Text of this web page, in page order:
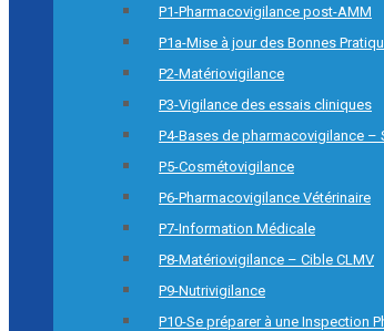
P1-Pharmacovigilance post-AMM
P1a-Mise à jour des Bonnes
P2-Matériovigilance
P3-Vigilance des essais cliniques
P4-Bases de pharmacovigilance –
P5-Cosmétovigilance
P6-Pharmacovigilance Vétérinaire
P7-Information Médicale
P8-Matériovigilance – Cible CLMV
P9-Nutrivigilance
P10-Se préparer à une Inspection